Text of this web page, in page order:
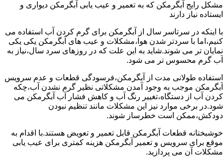
مشکل رایج آبگرمکن که به تعمیر و عیب یابی آبگرمکن دیواری و
ایستاده نیاز دارند
با اینکه در سرتاسر سال از آبگرمکن برای گرم کردن آب استفاده می
کنیم،اما با سردتر شدن هوا،مشکلات و عیب های آبگرمکن یکی یکی
نمایان تر می شوند.شاید به این علت که در روزهای سرد سال،نیاز به
آب گرم محسوس تر می شود.
استفاده طولانی مدت از آبگرمکن،فرسودگی قطعات و عدم سرویس
آبگرمکن موجب به وجود آمدن مشکلاتی نظیر گرم نشدن آب،چکه
کردن آب از دستگاه،تغییر رنگ آب و کاهش فشار آب آبگرمکن می
شود.در برخی موارد نیز این مشکلات مانند تنظیم نبودن
دودکش،ممکن است خطرساز شوند.
خوشبختانه قطعات آبگرمکن قابل تعمیر و تعویض هستند.با اقدام به
موقع برای سرویس و تعمیر آبگرمکن هزینه کمتری برای عیب یابی
مشکلات آن می پردازید.